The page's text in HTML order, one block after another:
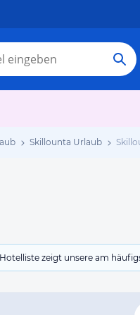
Skillounta Urlaub
zeigt unsere am